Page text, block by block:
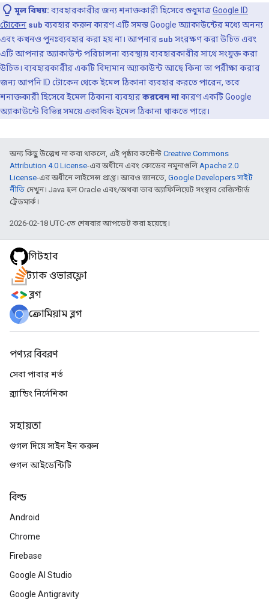
মূল বিষয়: ব্যবহারকারীর জন্য শনাক্তকারী হিসেবে শুধুমাত্রGoogle ID
টোকেন sub ব্যবহার করুন কারণ এটি সমস্ত Google অ্যাকাউন্টের মধ্যে অনন্য
এবং কখনও পুনঃব্যবহার করা হয় না। আপনার sub সংরক্ষণ করা উচিত এবং
এটি আপনার অ্যাকাউন্ট পরিচালনা ব্যবস্থায় ব্যবহারকারীর সাথে সংযুক্ত করা
উচিত। ব্যবহারকারীর একটি বিদ্যমান অ্যাকাউন্ট আছে কিনা তা পরীক্ষা করার
জন্য আপনি ID টোকেন থেকে ইমেল ঠিকানা ব্যবহার করতে পারেন, তবে
শনাক্তকারী হিসেবে ইমেল ঠিকানা ব্যবহারকরবেন নাকারণ একটি Google
অ্যাকাউন্টে বিভিন্ন সময়ে একাধিক ইমেল ঠিকানা থাকতে পারে।
অন্য কিছু উল্লেখ না করা থাকলে, এই পৃষ্ঠার কন্টেন্ট Creative Commons
Attribution 4.0 License-এর অধীনে এবং কোডের নমুনাগুলিApache 2.0
License-এর অধীনে লাইসেন্স প্রাপ্ত। আরও জানতে, Google Developers সাইট
নীতি দেখুন। Java হল Oracle এবং/অথবা তার অ্যাফিলিয়েট সংস্থার রেজিস্টার্ড
ট্রেডমার্ক।
2026-02-18 UTC-তে শেষবার আপডেট করা হয়েছে।
গিটহাব
স্ট্যাক ওভারফ্লো
ব্লগ
ক্রোমিয়াম ব্লগ
পণ্যর বিবরণ
সেবা পাবার শর্ত
ব্র্যান্ডিং নির্দেশিকা
সহায়তা
গুগল দিয়ে সাইন ইন করুন
গুগল আইডেন্টিটি
বিল্ড
Android
Chrome
Firebase
Google AI Studio
Google Antigravity